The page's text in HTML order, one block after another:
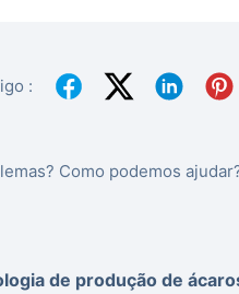
:
Como podemos
de produção de